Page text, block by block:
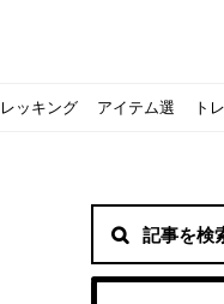
ッキング アイテム選 ト